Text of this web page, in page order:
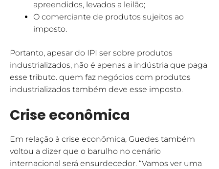
apreendidos, levados a leilão;
O comerciante de produtos sujeitos ao
imposto.
Portanto, apesar do IPI ser sobre produtos
industrializados, não é apenas a indústria que paga
esse tributo. quem faz negócios com produtos
industrializados também deve esse imposto.
Crise econômica
Em relação à crise econômica, Guedes também
voltou a dizer que o barulho no cenário
internacional será ensurdecedor. “Vamos ver uma